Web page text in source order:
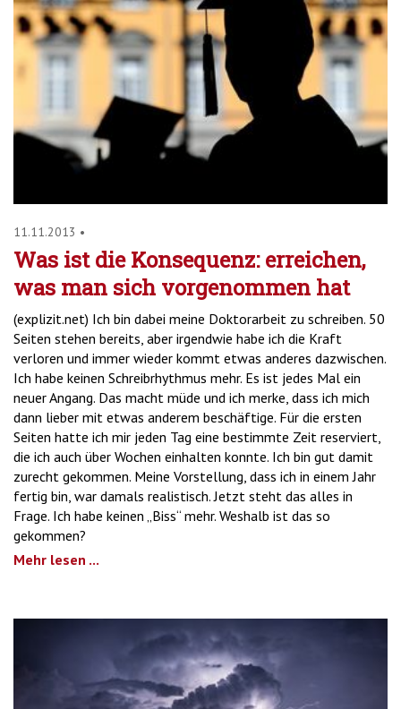
11.11.2013 •
Was ist die Konsequenz: erreichen,
was man sich vorgenommen hat
(explizit.net) Ich bin dabei meine Doktorarbeit zu schreiben. 50
Seiten stehen bereits, aber irgendwie habe ich die Kraft
verloren und immer wieder kommt etwas anderes dazwischen.
Ich habe keinen Schreibrhythmus mehr. Es ist jedes Mal ein
neuer Angang. Das macht müde und ich merke, dass ich mich
dann lieber mit etwas anderem beschäftige. Für die ersten
Seiten hatte ich mir jeden Tag eine bestimmte Zeit reserviert,
die ich auch über Wochen einhalten konnte. Ich bin gut damit
zurecht gekommen. Meine Vorstellung, dass ich in einem Jahr
fertig bin, war damals realistisch. Jetzt steht das alles in
Frage. Ich habe keinen „Biss“ mehr. Weshalb ist das so
gekommen?
Mehr lesen ...